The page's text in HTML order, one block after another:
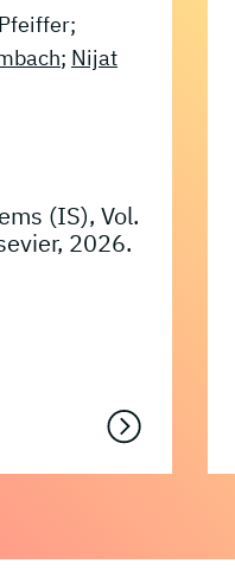
; Nijat
(IS), Vol.
2026.